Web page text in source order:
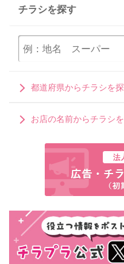
チラシを探す
都道府県からチラシを
お店の名前からチラシ